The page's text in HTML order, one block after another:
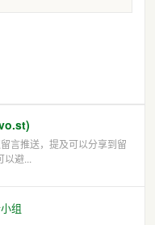
言推送，提及可以分享到留
避...
组